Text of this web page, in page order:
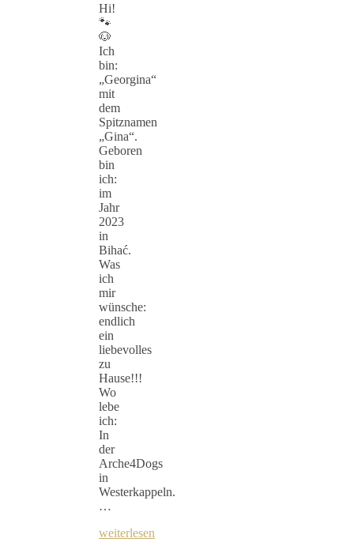
Hi!
🐾
🐶
Ich
bin:
„Georgina“
mit
dem
Spitznamen
„Gina“.
Geboren
bin
ich:
im
Jahr
2023
in
Bihać.
Was
ich
mir
wünsche:
endlich
ein
liebevolles
zu
Hause!!!
Wo
lebe
ich:
In
der
Arche4Dogs
in
Westerkappeln.
…
weiterlesen